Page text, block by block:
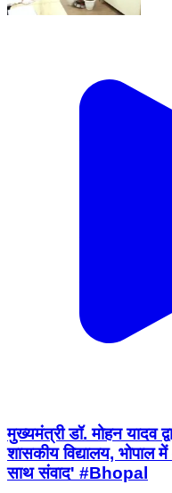
मुख्यमंत्री डॉ. मोहन यादव
शासकीय विद्यालय, भोपाल
साथ संवाद' #Bhopal